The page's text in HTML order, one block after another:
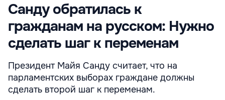
Санду обратилась к
гражданам на русском: Нужно
сделать шаг к переменам
Президент Майя Санду считает, что на
парламентских выборах граждане должны
сделать второй шаг к переменам.